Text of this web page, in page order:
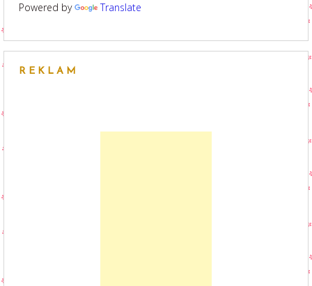
Powered by Translate
REKLAM